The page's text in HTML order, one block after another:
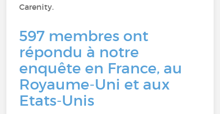
Carenity.
597 membres ont
répondu à notre
enquête en France, au
Royaume-Uni et aux
Etats-Unis